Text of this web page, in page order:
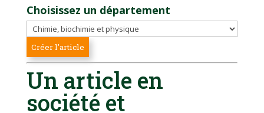
Choisissez un département
Un article en
société et